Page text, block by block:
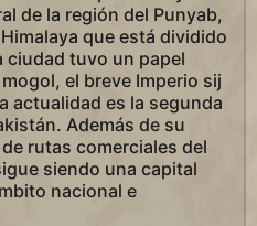
de la región del Punyab,
que está dividido
ciudad tuvo un papel
el breve Imperio sij
actualidad es la segunda
Además de su
rutas comerciales del
siendo una capital
nacional e